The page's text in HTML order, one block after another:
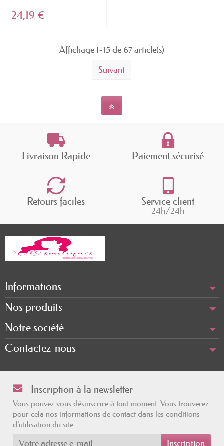
24,19 €
Affichage 1-15 de 67 article(s)
Suivant
Livraison Rapide Paiement sécurisé
Retours faciles Service client
24h/24h
Informations
Nos produits
Notre société
Contactez-nous
Inscription à la newsletter
Vous pouvez vous désinscrire à tout moment. Vous trouverez
pour cela nos informations de contact dans les conditions
d'utilisation du site.